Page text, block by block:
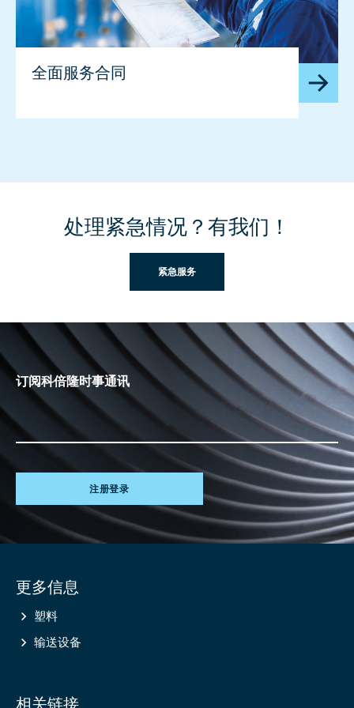
全面服务合同
处理紧急情况？有我们！
紧急服务
订阅科倍隆时事通讯
注册登录
information
更多信息
塑料
输送设备
相关链接